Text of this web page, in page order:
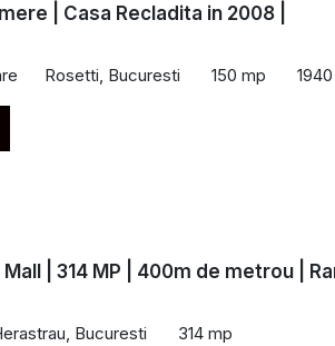
| Casa Recladita in 2008 |
Rosetti, Bucuresti 150 mp 1940
| 314 MP | 400m de metrou |
Bucuresti 314 mp